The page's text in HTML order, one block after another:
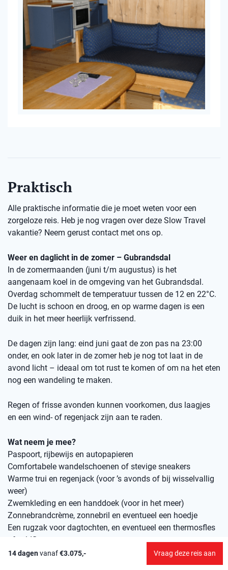
Praktisch
Alle praktische informatie die je moet weten voor een
zorgeloze reis. Heb je nog vragen over deze Slow Travel
vakantie? Neem gerust contact met ons op.
Weer en daglicht in de zomer – Gubrandsdal
In de zomermaanden (juni t/m augustus) is het
aangenaam koel in de omgeving van het Gubrandsdal.
Overdag schommelt de temperatuur tussen de 12 en 22°C.
De lucht is schoon en droog, en op warme dagen is een
duik in het meer heerlijk verfrissend.
De dagen zijn lang: eind juni gaat de zon pas na 23:00
onder, en ook later in de zomer heb je nog tot laat in de
avond licht – ideaal om tot rust te komen of om na het eten
nog een wandeling te maken.
Regen of frisse avonden kunnen voorkomen, dus laagjes
en een wind- of regenjack zijn aan te raden.
Wat neem je mee?
Paspoort, rijbewijs en autopapieren
Comfortabele wandelschoenen of stevige sneakers
Warme trui en regenjack (voor ’s avonds of bij wisselvallig
weer)
Zwemkleding en een handdoek (voor in het meer)
Zonnebrandcrème, zonnebril en eventueel een hoedje
Een rugzak voor dagtochten, en eventueel een thermosfles
of veldfles
Boek, spelletjes en verrekijker voor bij het huisje
14 dagenvanaf€3.075,- Vraag deze reis aan